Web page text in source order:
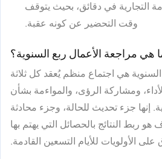
التجارية في دقائق، بحيث يتوقف
وقت التحضير عن كونه عقبة.
هي مراجعة الأعمال ربع السنوية؟
هي اجتماع منظم يُعقد كل ثلاثة
ومشاركة الرؤى، والمواءمة بشأن
إنها جزء تحديث للحالة، وجزء محادثة
هو ربط النتائج بالحصائل التي يهتم بها
على الأولويات للأيام التسعين القادمة.